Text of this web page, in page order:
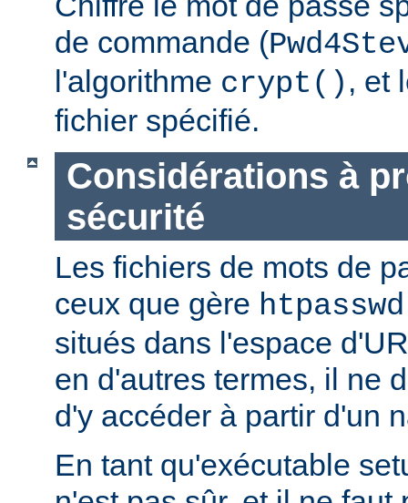
de commande (
l'algorithme crypt() , et
fichier spécifié.
Considérations à
sécurité
Les fichiers de mots de
ceux que gère htpasswd
situés dans l'espace
en d'autres termes, il ne
d'y accéder à partir d'un
En tant qu'exécutable